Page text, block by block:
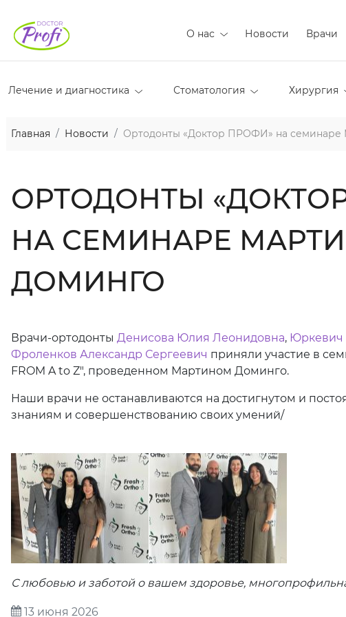
О нас Новости Врачи
Лечение и диагностика Стоматология Хирургия
Главная Новости Ортодонты «Доктор ПРОФИ» на семинаре
ОРТОДОНТЫ
НА СЕМИНАРЕ
ДОМИНГО
Врачи-ортодонты Денисова Юлия Леонидовна, Юркевич
Фроленков Александр Сергеевич приняли участие в
FROM A to Z", проведенном Мартином Доминго.
Наши врачи не останавливаются на достигнутом и
знаниям и совершенствованию своих умений/
С любовью и заботой о вашем здоровье,
13 июня 2026